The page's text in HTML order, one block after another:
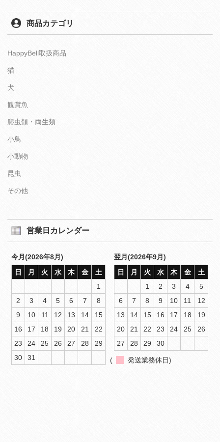
商品カテゴリ
HappyBell取扱商品
猫
犬
観賞魚
爬虫類・両生類
小鳥
小動物
昆虫
その他
営業日カレンダー
今月(2026年8月)
日
月 火 水 木 金
土
1
2
3 4 5 6 7
8
9
10 11 12 13 14
15
16
17 18 19 20 21
22
23
24 25 26 27 28
29
30
31
翌月(2026年9月)
日
月 火 水 木 金
土
1
2 3 4
5
6
7 8 9 10 11
12
13
14 15 16 17 18
19
20
21 22 23 24 25
26
27
28 29 30
( 発送業務休日)